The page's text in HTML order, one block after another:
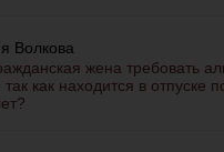
Волкова
жена требовать
как находится в отпуске